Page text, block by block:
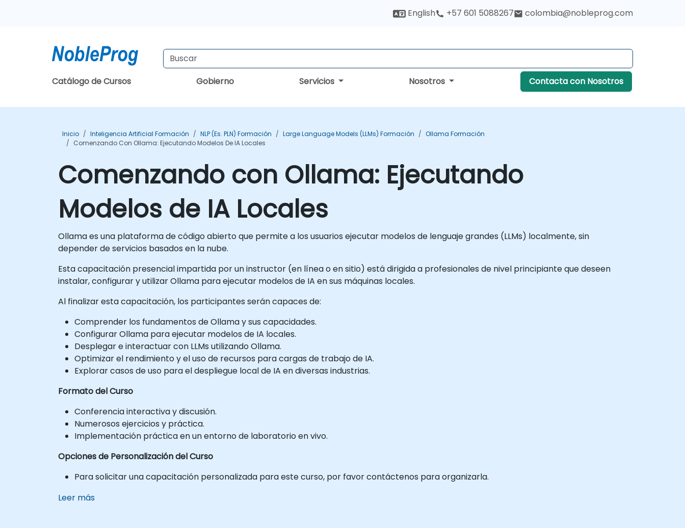
English +57 601 5088267 colombia@nobleprog.com
Catálogo de Cursos Gobierno Servicios Nosotros Contacta con Nosotros
Inicio Inteligencia Artificial Formación NLP (es. PLN) Formación Large Language Models (LLMs) Formación
Ollama Formación
Comenzando Con Ollama: Ejecutando Modelos De IA Locales
Comenzando con Ollama: Ejecutando
Modelos de IA Locales
Ollama es una plataforma de código abierto que permite a los usuarios ejecutar modelos de lenguaje grandes (LLMs) localmente, sin
depender de servicios basados en la nube.
Esta capacitación presencial impartida por un instructor (en línea o en sitio) está dirigida a profesionales de nivel principiante que deseen
instalar, configurar y utilizar Ollama para ejecutar modelos de IA en sus máquinas locales.
Al finalizar esta capacitación, los participantes serán capaces de:
Comprender los fundamentos de Ollama y sus capacidades.
Configurar Ollama para ejecutar modelos de IA locales.
Desplegar e interactuar con LLMs utilizando Ollama.
Optimizar el rendimiento y el uso de recursos para cargas de trabajo de IA.
Explorar casos de uso para el despliegue local de IA en diversas industrias.
Formato del Curso
Conferencia interactiva y discusión.
Numerosos ejercicios y práctica.
Implementación práctica en un entorno de laboratorio en vivo.
Opciones de Personalización del Curso
Para solicitar una capacitación personalizada para este curso, por favor contáctenos para organizarla.
Leer más